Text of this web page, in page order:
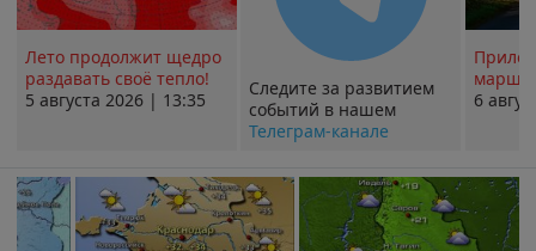
Лето продолжит щедро
раздавать своё тепло!
5 августа 2026 | 13:35
Следите за развитием
событий в нашем
Телеграм-канале
6